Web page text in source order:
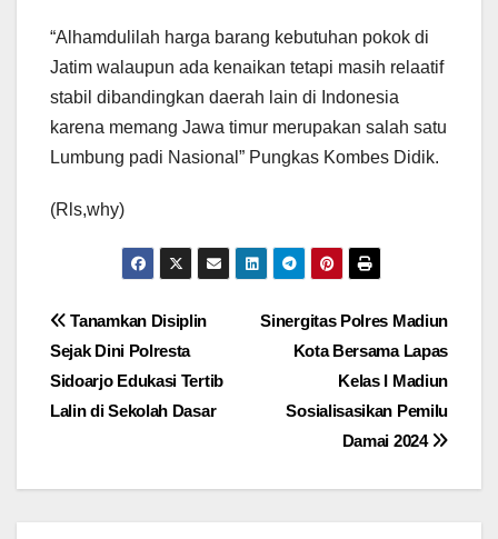
“Alhamdulilah harga barang kebutuhan pokok di
Jatim walaupun ada kenaikan tetapi masih relaatif
stabil dibandingkan daerah lain di Indonesia
karena memang Jawa timur merupakan salah satu
Lumbung padi Nasional” Pungkas Kombes Didik.
(Rls,why)
Navigasi
pos
Sinergitas Polres Madiun
Kota Bersama Lapas
Kelas I Madiun
Sosialisasikan Pemilu
Damai 2024
Tanamkan Disiplin
Sejak Dini Polresta
Sidoarjo Edukasi Tertib
Lalin di Sekolah Dasar